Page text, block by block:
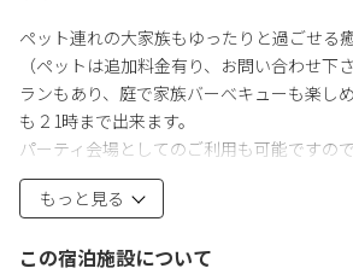
ペット連れの大家族もゆったりと過ごせる
（ペットは追加料金有り、お問い合わせ下
ランもあり、庭で家族バーべキューも楽し
も２1時まで出来ます。
パーティ会場としてのご利用も可能ですの
い。
自動販売機も完備していますし、徒歩圏内
ます、グルメマップや周辺施設の手作りマ
もっと見る
この宿泊施設について